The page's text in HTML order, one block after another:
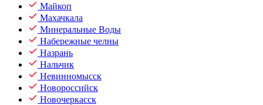
Майкоп
Махачкала
Минеральные Воды
Набережные челны
Назрань
Нальчик
Невинномысск
Новороссийск
Новочеркасск